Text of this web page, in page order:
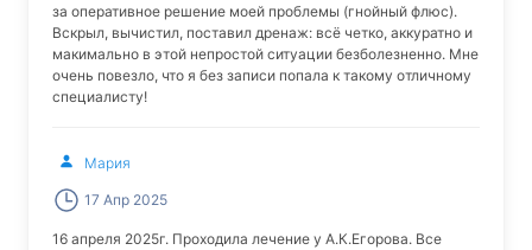
за оперативное решение моей проблемы (гнойный флюс).
Вскрыл, вычистил, поставил дренаж: всё четко, аккуратно и
макимально в этой непростой ситуации безболезненно. Мне
очень повезло, что я без записи попала к такому отличному
специалисту!
Мария
17 Апр 2025
16 апреля 2025г. Проходила лечение у А.К.Егорова. Все